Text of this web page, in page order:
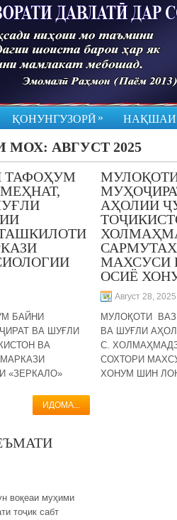
ҚОНУНГУЗОРӢ »
МОХ: АВГУСТ 2025
ТАФОҲУМ
БАЙНИ
ВА ШУҒЛИ
ВА
«ЗЕРКАЛО»
ИДОМА...
АҲОЛИИ
МАХСУСИ
ОСИЁ
Август 28, 2025
МУЛОҚОТИ
ВА ШУҒЛИ
С.
СОХТОРИ
ХОНУМ ШИН
воқеаи муҳими
тоҷик сабт